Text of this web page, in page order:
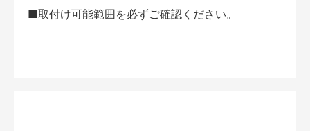
■取付け可能範囲を必ずご確認ください。